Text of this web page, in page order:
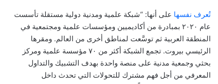
تُعرف نفسها على أنها: “شبكة علمية ومدنية دولية مستقلة تأسست
عام ٢٠٢٠ بمبادرة من أكاديميين ومؤسسات علمية ومجتمعية في
المنطقة العربية ثم توسَّعت لمناطق أخرى من العالم. ومقرها
الرئيسي بيروت. تجمع الشبكة أكثر من ٧٠ مؤسسة علمية ومركز
بحثي وجمعية مدنية على منصة واحدة بهدف التشبيك والتداول
المعرفي من أجل فهم مشترك للتحولات التي تحدث داخل